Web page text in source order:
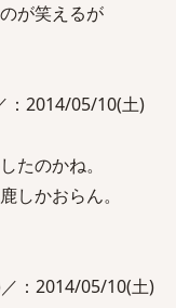
が笑えるが
：2014/05/10(土)
たのかね。
しかおらん。
：2014/05/10(土)